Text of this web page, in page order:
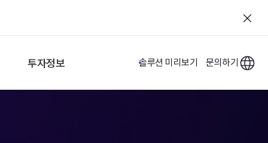
투자정보 솔루션 미리보기 문의하기